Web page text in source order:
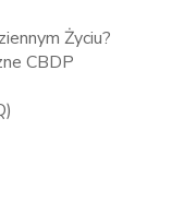
Życiu?
CBDP